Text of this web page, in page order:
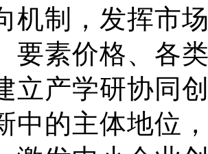
机制，发挥市
要素价格、各
立产学研协同
中的主体地位